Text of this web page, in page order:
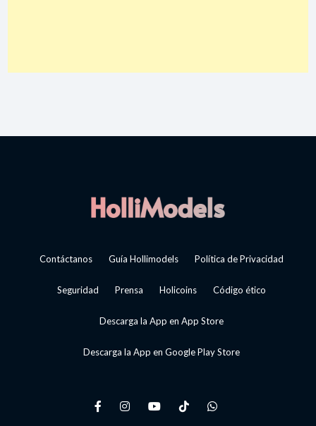
Contáctanos Guía Hollimodels Política de Privacidad
Seguridad Prensa Holicoins Código ético
Descarga la App en App Store
Descarga la App en Google Play Store